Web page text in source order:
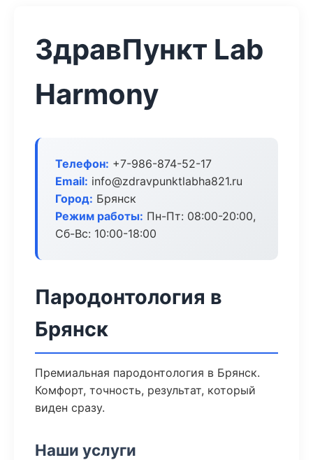
ЗдравПункт Lab
Harmony
Телефон: +7-986-874-52-17
Email: info@zdravpunktlabha821.ru
Город: Брянск
Режим работы: Пн-Пт: 08:00-20:00,
Сб-Вс: 10:00-18:00
Пародонтология в
Брянск
Премиальная пародонтология в Брянск.
Комфорт, точность, результат, который
виден сразу.
Наши услуги